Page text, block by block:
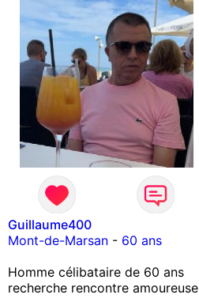
Guillaume400
Mont-de-Marsan - 60 ans
Homme célibataire de 60 ans
recherche rencontre amoureuse